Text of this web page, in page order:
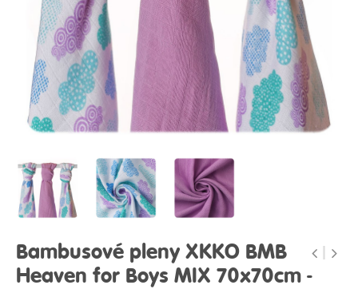
Bambusové pleny XKKO BMB
Heaven for Boys MIX 70x70cm -